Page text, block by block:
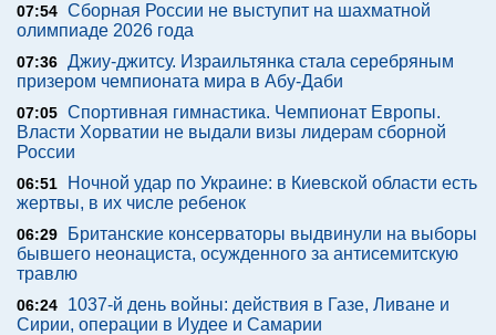
07:54 Сборная России не выступит на шахматной
олимпиаде 2026 года
07:36 Джиу-джитсу. Израильтянка стала серебряным
призером чемпионата мира в Абу-Даби
07:05 Спортивная гимнастика. Чемпионат Европы.
Власти Хорватии не выдали визы лидерам сборной
России
06:51
Ночной удар по Украине: в Киевской области есть
жертвы, в их числе ребенок
06:29
Британские консерваторы выдвинули на выборы
бывшего неонациста, осужденного за антисемитскую
травлю
06:24
1037-й день войны: действия в Газе, Ливане и
Сирии, операции в Иудее и Самарии